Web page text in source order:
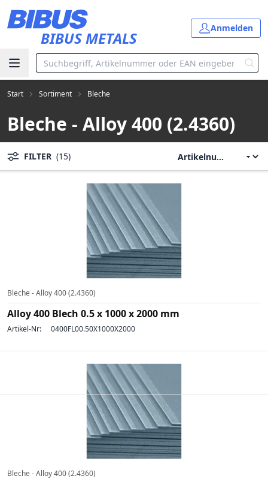
BIBUS METALS
Anmelden
Start Sortiment Bleche
Bleche - Alloy 400 (2.4360)
FILTER (15)
Bleche - Alloy 400 (2.4360)
Alloy 400 Blech 0.5 x 1000 x 2000 mm
Artikel-Nr: 0400FL00.50X1000X2000
Bleche - Alloy 400 (2.4360)